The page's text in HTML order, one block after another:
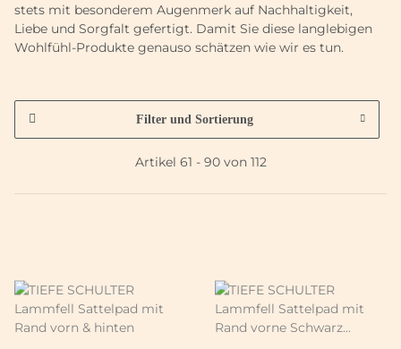
stets mit besonderem Augenmerk auf Nachhaltigkeit,
Liebe und Sorgfalt gefertigt. Damit Sie diese langlebigen
Wohlfühl-Produkte genauso schätzen wie wir es tun.
Filter und Sortierung
Artikel 61 - 90 von 112